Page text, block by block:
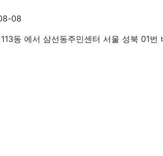
08
동 에서 삼선동주민센터 서울 성북 01번